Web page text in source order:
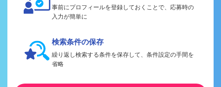
事前にプロフィールを登録しておくことで、応募時の
入力が簡単に
検索条件の保存
繰り返し検索する条件を保存して、条件設定の手間を
省略